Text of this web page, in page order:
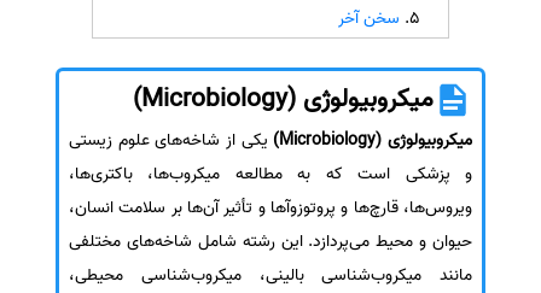
سخن آخر
میکروبیولوژی (Microbiology)
میکروبیولوژی (Microbiology)
یکی از شاخه‌های علوم زیستی
و پزشکی است که به مطالعه میکروب‌ها، باکتری‌ها،
ویروس‌ها، قارچ‌ها و پروتوزوآ‌ها و تأثیر آن‌ها بر سلامت انسان،
حیوان و محیط می‌پردازد. این رشته شامل شاخه‌های مختلفی
مانند میکروب‌شناسی بالینی، میکروب‌شناسی محیطی،